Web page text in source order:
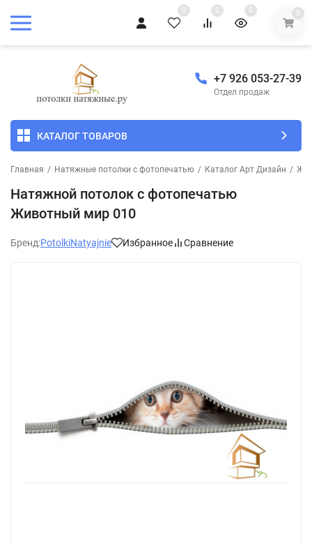
0 0 0 0
+7 926 053-27-39
Отдел продаж
КАТАЛОГ ТОВАРОВ
Главная / Натяжные потолки с фотопечатью / Каталог Арт Дизайн /
Натяжной потолок с фотопечатью
Животный мир 010
Бренд:PotolkiNatyajnie Избранное Сравнение